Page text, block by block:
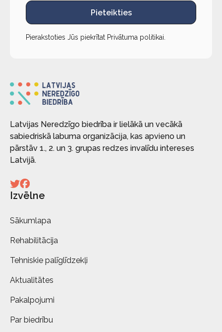
Pieteikties
Pierakstoties Jūs piekrītat Privātuma politikai
Latvijas Neredzīgo biedrība ir lielākā un vecākā
sabiedriskā labuma organizācija, kas apvieno un
pārstāv 1., 2. un 3. grupas redzes invalīdu intereses
Latvijā.
Izvēlne
Sākumlapa
Rehabilitācija
Tehniskie palīglīdzekļi
Aktualitātes
Pakalpojumi
Par biedrību